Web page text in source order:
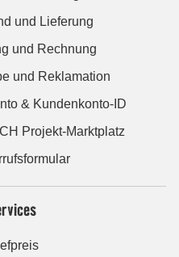
und Lieferung
und Rechnung
und Reklamation
& Kundenkonto-ID
Projekt-Marktplatz